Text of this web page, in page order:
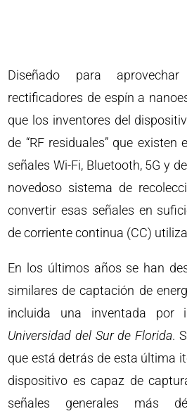
Diseñado para
rectificadores de espín a
que los inventores del
de “RF residuales” que
señales Wi-Fi, Bluetooth, 5G y
novedoso sistema de
convertir esas señales en
de corriente continua (CC)
En los últimos años se han
similares de captación de
incluida una inventada por
Universidad del Sur de Florida.
que está detrás de esta última
dispositivo es capaz de
señales generales más